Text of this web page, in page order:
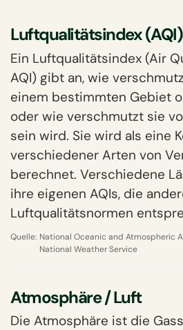
Luftqualitätsindex (AQI)
Ein Luftqualitätsindex (Air
AQI) gibt an, wie
einem bestimmten Gebiet
oder wie verschmutzt sie
sein wird. Sie wird als eine
verschiedener Arten von
berechnet. Verschiedene
ihre eigenen AQIs, die
Luftqualitätsnormen
Quelle: National Oceanic and Atmospheric
National Weather Service
Atmosphäre / Luft
Die Atmosphäre ist die